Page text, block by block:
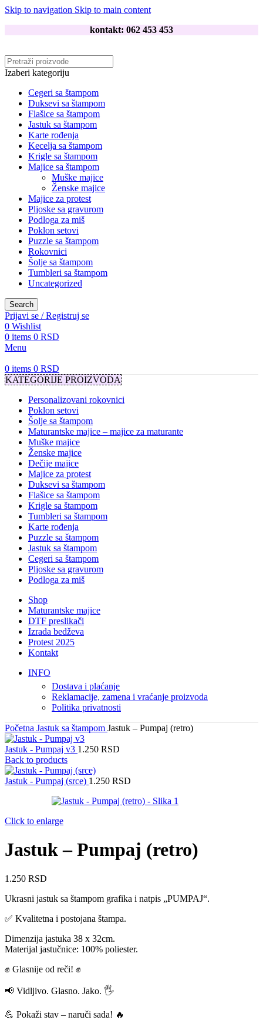
Skip to navigation Skip to main content
kontakt: 062 453 453
Izaberi kategoriju
Cegeri sa štampom
Duksevi sa štampom
Flašice sa štampom
Jastuk sa štampom
Karte rođenja
Kecelja sa štampom
Krigle sa štampom
Majice sa štampom
Muške majice
Ženske majice
Majice za protest
Pljoske sa gravurom
Podloga za miš
Poklon setovi
Puzzle sa štampom
Rokovnici
Šolje sa štampom
Tumbleri sa štampom
Uncategorized
Search
Prijavi se / Registruj se
0 Wishlist
0 items 0 RSD
Menu
0 items 0 RSD
KATEGORIJE PROIZVODA
Personalizovani rokovnici
Poklon setovi
Šolje sa štampom
Maturantske majice – majice za maturante
Muške majice
Ženske majice
Dečije majice
Majice za protest
Duksevi sa štampom
Flašice sa štampom
Krigle sa štampom
Tumbleri sa štampom
Karte rođenja
Puzzle sa štampom
Jastuk sa štampom
Cegeri sa štampom
Pljoske sa gravurom
Podloga za miš
Shop
Maturantske majice
DTF preslikači
Izrada bedževa
Protest 2025
Kontakt
INFO
Dostava i plaćanje
Reklamacije, zamena i vraćanje proizvoda
Politika privatnosti
Početna Jastuk sa štampom Jastuk – Pumpaj (retro)
Jastuk - Pumpaj v3 1.250 RSD
Back to products
Jastuk - Pumpaj (srce) 1.250 RSD
Click to enlarge
Jastuk – Pumpaj (retro)
1.250 RSD
Ukrasni jastuk sa štampom grafika i natpis „PUMPAJ“.
✅ Kvalitetna i postojana štampa.
Dimenzija jastuka 38 x 32cm.
Materijal jastučnice: 100% poliester.
✊ Glasnije od reči! ✊
📢 Vidljivo. Glasno. Jako. 🖐
💪 Pokaži stav – naruči sada! 🔥